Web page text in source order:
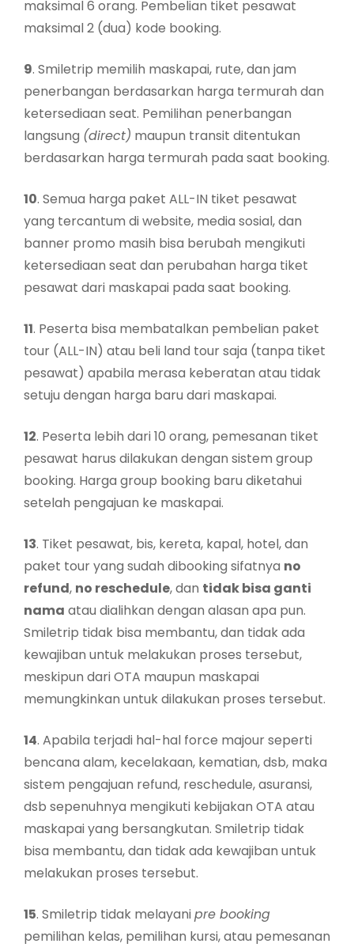
maksimal 6 orang. Pembelian tiket pesawat
maksimal 2 (dua) kode booking.
9. Smiletrip memilih maskapai, rute, dan jam
penerbangan berdasarkan harga termurah dan
ketersediaan seat. Pemilihan penerbangan
langsung (direct) maupun transit ditentukan
berdasarkan harga termurah pada saat booking.
10. Semua harga paket ALL-IN tiket pesawat
yang tercantum di website, media sosial, dan
banner promo masih bisa berubah mengikuti
ketersediaan seat dan perubahan harga tiket
pesawat dari maskapai pada saat booking.
11. Peserta bisa membatalkan pembelian paket
tour (ALL-IN) atau beli land tour saja (tanpa tiket
pesawat) apabila merasa keberatan atau tidak
setuju dengan harga baru dari maskapai.
12. Peserta lebih dari 10 orang, pemesanan tiket
pesawat harus dilakukan dengan sistem group
booking. Harga group booking baru diketahui
setelah pengajuan ke maskapai.
13. Tiket pesawat, bis, kereta, kapal, hotel, dan
paket tour yang sudah dibooking sifatnya no
refund, no reschedule, dan tidak bisa ganti
nama atau dialihkan dengan alasan apa pun.
Smiletrip tidak bisa membantu, dan tidak ada
kewajiban untuk melakukan proses tersebut,
meskipun dari OTA maupun maskapai
memungkinkan untuk dilakukan proses tersebut.
14. Apabila terjadi hal-hal force majour seperti
bencana alam, kecelakaan, kematian, dsb, maka
sistem pengajuan refund, reschedule, asuransi,
dsb sepenuhnya mengikuti kebijakan OTA atau
maskapai yang bersangkutan. Smiletrip tidak
bisa membantu, dan tidak ada kewajiban untuk
melakukan proses tersebut.
15. Smiletrip tidak melayanipre booking
pemilihan kelas, pemilihan kursi, atau pemesanan